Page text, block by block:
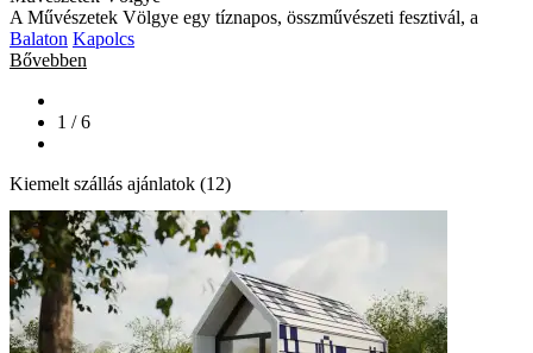
A Művészetek Völgye egy tíznapos, összművészeti fesztivál, a
Balaton Kapolcs
Bővebben
1 / 6
Kiemelt szállás ajánlatok (12)